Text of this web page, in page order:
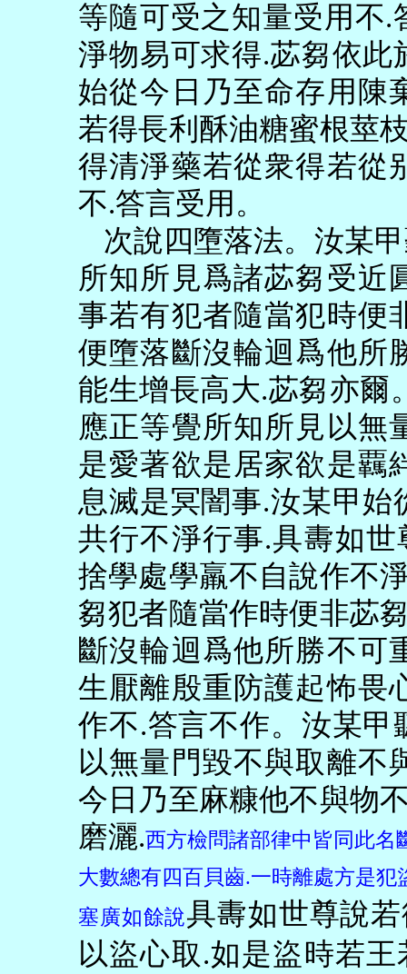
等隨可受之知量受用不.
淨物易可求得.苾芻依此
始從今日乃至命存用陳
若得長利酥油糖蜜根莖
得清淨藥若從衆得若從
不.答言受用。
次說四墮落法。汝某
所知所見爲諸苾芻受近
事若有犯者隨當犯時便
便墮落斷沒輪迴爲他所
能生增長高大.苾芻亦爾
應正等覺所知所見以無
是愛著欲是居家欲是覊
息滅是冥闇事.汝某甲始
共行不淨行事.具夀如世
捨學處學羸不自說作不
芻犯者隨當作時便非苾
斷沒輪迴爲他所勝不可
生厭離殷重防護起怖畏
作不.答言不作。汝某甲
以無量門毀不與取離不
今日乃至麻糠他不與物
磨灑.西方檢問諸部律中皆同此名
大數總有四百貝齒.一時離處方是犯
塞廣如餘說具夀如世尊說
以盜心取.如是盜時若